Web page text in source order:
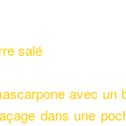
salé
avec un
dans une